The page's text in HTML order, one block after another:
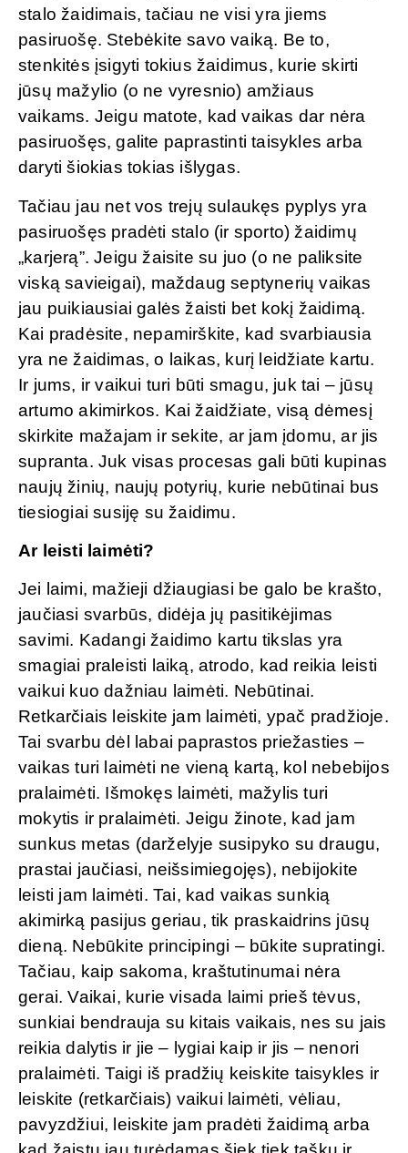
stalo žaidimais, tačiau ne visi yra jiems
pasiruošę. Stebėkite savo vaiką. Be to,
stenkitės įsigyti tokius žaidimus, kurie skirti
jūsų mažylio (o ne vyresnio) amžiaus
vaikams. Jeigu matote, kad vaikas dar nėra
pasiruošęs, galite paprastinti taisykles arba
daryti šiokias tokias išlygas.
Tačiau jau net vos trejų sulaukęs pyplys yra
pasiruošęs pradėti stalo (ir sporto) žaidimų
„karjerą”. Jeigu žaisite su juo (o ne paliksite
viską savieigai), maždaug septynerių vaikas
jau puikiausiai galės žaisti bet kokį žaidimą.
Kai pradėsite, nepamirškite, kad svarbiausia
yra ne žaidimas, o laikas, kurį leidžiate kartu.
Ir jums, ir vaikui turi būti smagu, juk tai – jūsų
artumo akimirkos. Kai žaidžiate, visą dėmesį
skirkite mažajam ir sekite, ar jam įdomu, ar jis
supranta. Juk visas procesas gali būti kupinas
naujų žinių, naujų potyrių, kurie nebūtinai bus
tiesiogiai susiję su žaidimu.
Ar leisti laimėti?
Jei laimi, mažieji džiaugiasi be galo be krašto,
jaučiasi svarbūs, didėja jų pasitikėjimas
savimi. Kadangi žaidimo kartu tikslas yra
smagiai praleisti laiką, atrodo, kad reikia leisti
vaikui kuo dažniau laimėti. Nebūtinai.
Retkarčiais leiskite jam laimėti, ypač pradžioje.
Tai svarbu dėl labai paprastos priežasties –
vaikas turi laimėti ne vieną kartą, kol nebebijos
pralaimėti. Išmokęs laimėti, mažylis turi
mokytis ir pralaimėti. Jeigu žinote, kad jam
sunkus metas (darželyje susipyko su draugu,
prastai jaučiasi, neišsimiegojęs), nebijokite
leisti jam laimėti. Tai, kad vaikas sunkią
akimirką pasijus geriau, tik praskaidrins jūsų
dieną. Nebūkite principingi – būkite supratingi.
Tačiau, kaip sakoma, kraštutinumai nėra
gerai. Vaikai, kurie visada laimi prieš tėvus,
sunkiai bendrauja su kitais vaikais, nes su jais
reikia dalytis ir jie – lygiai kaip ir jis – nenori
pralaimėti. Taigi iš pradžių keiskite taisykles ir
leiskite (retkarčiais) vaikui laimėti, vėliau,
pavyzdžiui, leiskite jam pradėti žaidimą arba